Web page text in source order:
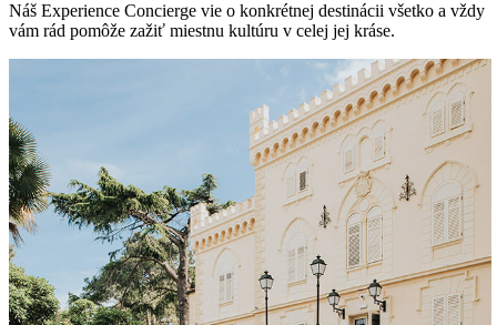
Náš Experience Concierge vie o konkrétnej destinácii všetko a vždy
vám rád pomôže zažiť miestnu kultúru v celej jej kráse.